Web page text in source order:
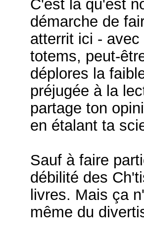
C'est là qu'est
démarche de
atterrit ici -
totems, peut-
déplores la
préjugée à la
partage ton
en étalant ta
Sauf à faire
débilité des
livres. Mais ça
même du